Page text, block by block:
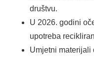
društvu.
U 2026. godini
upotreba
Umjetni materijali